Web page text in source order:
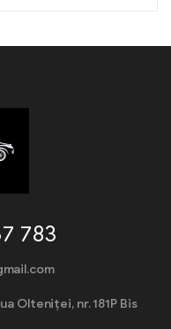
783
Olteniței, nr. 181P Bis